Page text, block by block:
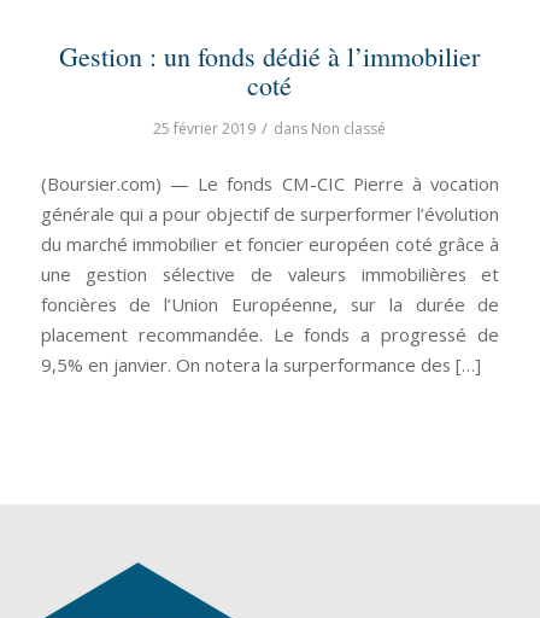
Gestion : un fonds dédié à l’immobilier
coté
25 février 2019 / dans Non classé
(Boursier.com) — Le fonds CM-CIC Pierre à vocation
générale qui a pour objectif de surperformer l’évolution
du marché immobilier et foncier européen coté grâce à
une gestion sélective de valeurs immobilières et
foncières de l’Union Européenne, sur la durée de
placement recommandée. Le fonds a progressé de
9,5% en janvier. On notera la surperformance des […]